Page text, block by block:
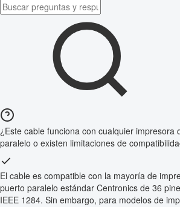
¿Este cable funciona con cualquier impresora
paralelo o existen limitaciones de
El cable es compatible con la mayoría de
puerto paralelo estándar Centronics de 36
IEEE 1284. Sin embargo, para modelos de